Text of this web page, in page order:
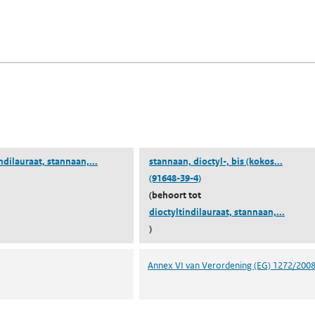
stannaan,... (dioctyltindilauraat, stannaan, dioctyl-,
stannaan, dioctyl-, bis (kokos...
(91648-39-4)
(behoort tot
dioctyltindilauraat, stannaan,...
)
Annex VI van Verordening (EG) 1272/2008